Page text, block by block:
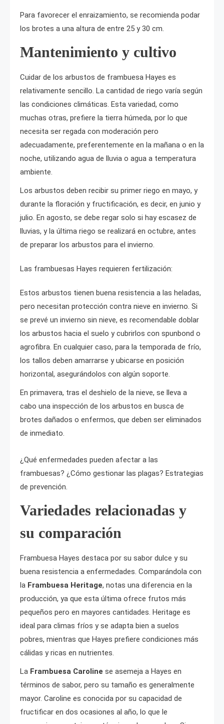
Para favorecer el enraizamiento, se recomienda podar
los brotes a una altura de entre 25 y 30 cm.
Mantenimiento y cultivo
Cuidar de los arbustos de frambuesa Hayes es
relativamente sencillo. La cantidad de riego varía según
las condiciones climáticas. Esta variedad, como
muchas otras, prefiere la tierra húmeda, por lo que
necesita ser regada con moderación pero
adecuadamente, preferentemente en la mañana o en la
noche, utilizando agua de lluvia o agua a temperatura
ambiente.
Los arbustos deben recibir su primer riego en mayo, y
durante la floración y fructificación, es decir, en junio y
julio. En agosto, se debe regar solo si hay escasez de
lluvias, y la última riego se realizará en octubre, antes
de preparar los arbustos para el invierno.
Las frambuesas Hayes requieren fertilización:
Estos arbustos tienen buena resistencia a las heladas,
pero necesitan protección contra nieve en invierno. Si
se prevé un invierno sin nieve, es recomendable doblar
los arbustos hacia el suelo y cubrirlos con spunbond o
agrofibra. En cualquier caso, para la temporada de frío,
los tallos deben amarrarse y ubicarse en posición
horizontal, asegurándolos con algún soporte.
En primavera, tras el deshielo de la nieve, se lleva a
cabo una inspección de los arbustos en busca de
brotes dañados o enfermos, que deben ser eliminados
de inmediato.
¿Qué enfermedades pueden afectar a las
frambuesas? ¿Cómo gestionar las plagas? Estrategias
de prevención.
Variedades relacionadas y
su comparación
Frambuesa Hayes destaca por su sabor dulce y su
buena resistencia a enfermedades. Comparándola con
la Frambuesa Heritage, notas una diferencia en la
producción, ya que esta última ofrece frutos más
pequeños pero en mayores cantidades. Heritage es
ideal para climas fríos y se adapta bien a suelos
pobres, mientras que Hayes prefiere condiciones más
cálidas y ricas en nutrientes.
La Frambuesa Caroline se asemeja a Hayes en
términos de sabor, pero su tamaño es generalmente
mayor. Caroline es conocida por su capacidad de
fructificar en dos ocasiones al año, lo que le